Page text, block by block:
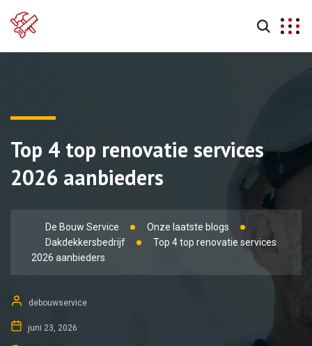
Top 4 top renovatie services
2026 aanbieders
De Bouw Service
Onze laatste blogs
Dakdekkersbedrijf
Top 4 top renovatie services
2026 aanbieders
debouwservice
juni 23, 2026